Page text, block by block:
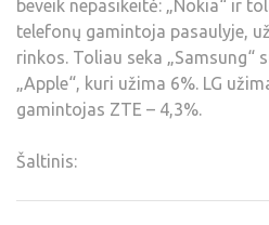
beveik nepasikeitė: „Nokia“ ir
telefonų gamintoja pasaulyje,
rinkos. Toliau seka „Samsung“
„Apple“, kuri užima 6%. LG
gamintojas ZTE – 4,3%.
Šaltinis: